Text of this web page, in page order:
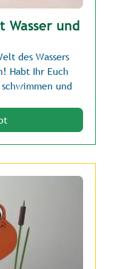
und
des Wassers
Habt Ihr Euch
und